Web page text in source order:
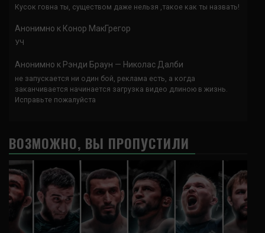
Кусок говна ты, существом даже нельзя ,такое как ты назвать!
Анонимно к Конор МакГрегор
УЧ
Анонимно к Рэнди Браун — Николас Далби
не запускается ни один бой, реклама есть, а когда
заканчивается начинается загрузка видео длиною в жизнь.
Исправьте пожалуйста
ВОЗМОЖНО, ВЫ ПРОПУСТИЛИ